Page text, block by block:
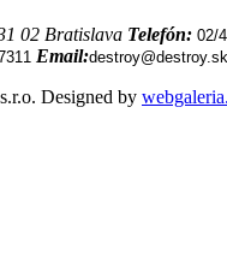
02 Bratislava Telefón: 02/
Email:destroy@destroy.sk
Designed by